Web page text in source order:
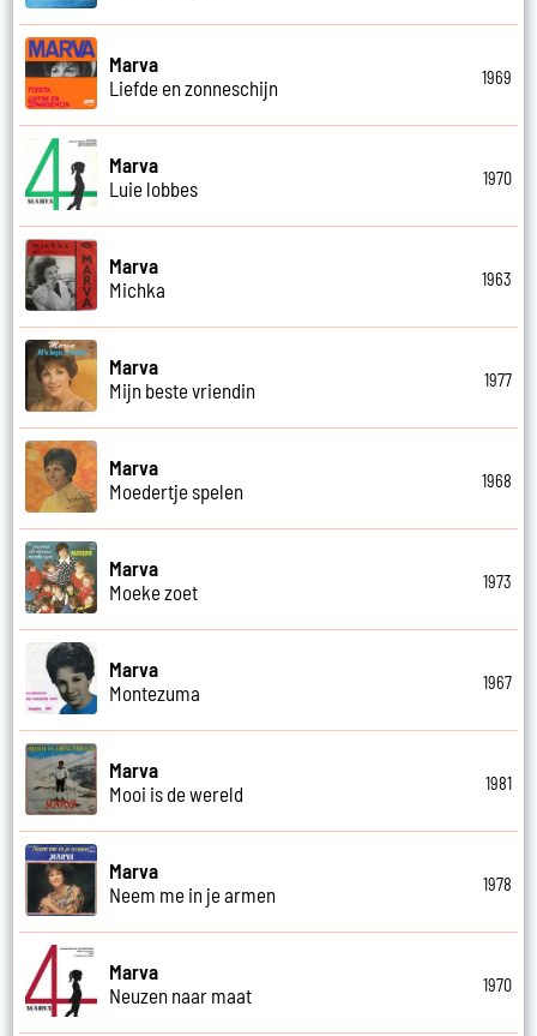
Marva
Liefde en zonneschijn
1969
Marva
Luie lobbes
1970
Marva
Michka
1963
Marva
Mijn beste vriendin
1977
Marva
Moedertje spelen
1968
Marva
Moeke zoet
1973
Marva
Montezuma
1967
Marva
Mooi is de wereld
1981
Marva
Neem me in je armen
1978
Marva
Neuzen naar maat
1970